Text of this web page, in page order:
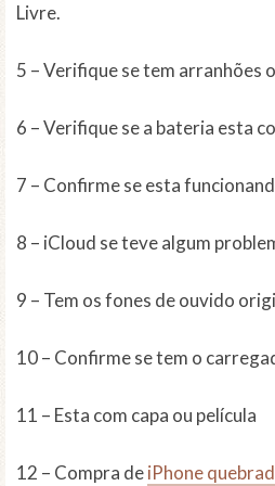
Livre.
5 – Verifique se tem arranhões
6 – Verifique se a bateria esta
7 – Confirme se esta
8 – iCloud se teve algum
9 – Tem os fones de ouvido
10 – Confirme se tem o
11 – Esta com capa ou película
12 – Compra deiPhone